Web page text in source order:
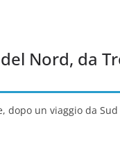
Nord, da
un viaggio da